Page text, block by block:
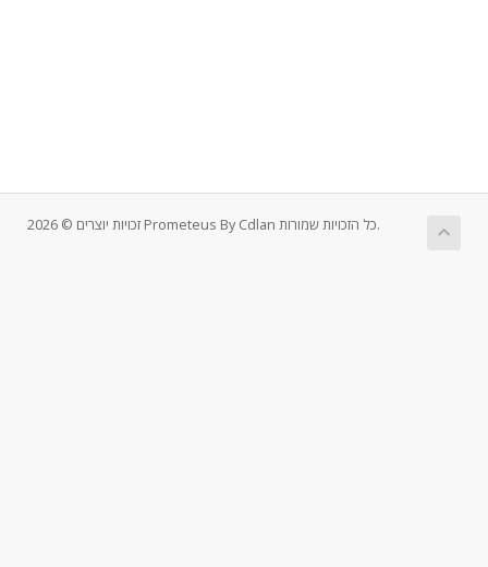
זכויות יוצרים © 2026 Prometeus By Cdlan כל הזכויות שמורות.